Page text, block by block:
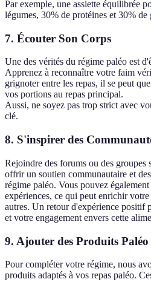
Par exemple, une assiette équilibrée
légumes, 30% de protéines et 30% de
7. Écouter Son Corps
Une des vérités du régime paléo est
Apprenez à reconnaître votre faim
grignoter entre les repas, il se peut
vos portions au repas principal.
Aussi, ne soyez pas trop strict avec
clé.
8. S'inspirer des
Rejoindre des forums ou des groupes
offrir un soutien communautaire et
régime paléo. Vous pouvez
expériences, ce qui peut enrichir
autres. Un retour d'expérience positif
et votre engagement envers cette
9. Ajouter des Produits Paléo
Pour compléter votre régime, nous
produits adaptés à vos repas paléo.